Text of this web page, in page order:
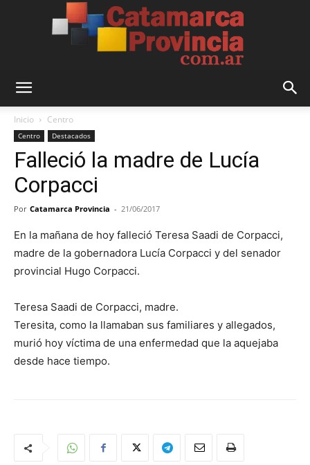
Provincia
Inicio Centro
Centro Destacados
Falleció la madre de Lucía
Corpacci
Por Catamarca Provincia - 21/06/2017
En la mañana de hoy falleció Teresa Saadi de Corpacci,
madre de la gobernadora Lucía Corpacci y del senador
provincial Hugo Corpacci.
Teresa Saadi de Corpacci, madre.
Teresita, como la llamaban sus familiares y allegados,
murió hoy víctima de una enfermedad que la aquejaba
desde hace tiempo.